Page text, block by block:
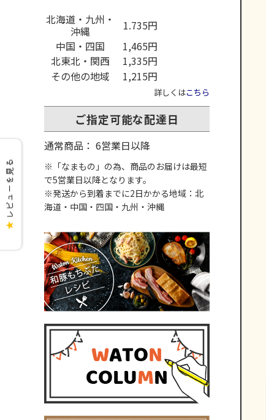
北海道・九州・
沖縄
1.735円
中国・四国
1,465円
北東北・関西
1,335円
その他の地域
1,215円
詳しくはこちら
ご指定可能な配達日
通常商品： 6営業日以降
※「なまもの」の為、商品のお届けは最短
で5営業日以降となります。
※発送から到着までに2日かかる地域：北
海道・中国・四国・九州・沖縄
★
レビューを見る